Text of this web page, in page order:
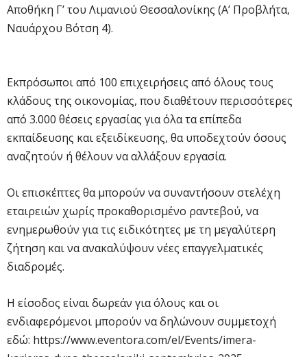
Αποθήκη Γ’ του Λιμανιού Θεσσαλονίκης (Α’ Προβλήτα,
Ναυάρχου Βότση 4).
Εκπρόσωποι από 100 επιχειρήσεις από όλους τους
κλάδους της οικονομίας, που διαθέτουν περισσότερες
από 3.000 θέσεις εργασίας για όλα τα επίπεδα
εκπαίδευσης και εξειδίκευσης, θα υποδεχτούν όσους
αναζητούν ή θέλουν να αλλάξουν εργασία.
Οι επισκέπτες θα μπορούν να συναντήσουν στελέχη
εταιρειών χωρίς προκαθορισμένο ραντεβού, να
ενημερωθούν για τις ειδικότητες με τη μεγαλύτερη
ζήτηση και να ανακαλύψουν νέες επαγγελματικές
διαδρομές.
Η είσοδος είναι δωρεάν για όλους και οι
ενδιαφερόμενοι μπορούν να δηλώνουν συμμετοχή
εδώ: https://www.eventora.com/el/Events/imera-